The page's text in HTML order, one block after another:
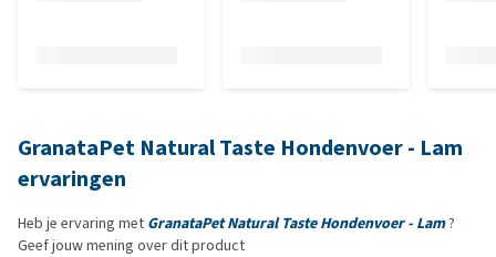
GranataPet Natural Taste Hondenvoer - Lam
ervaringen
Heb je ervaring met GranataPet Natural Taste Hondenvoer - Lam?
Geef jouw mening over dit product